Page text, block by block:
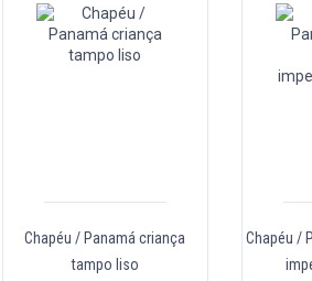
Chapéu / Panamá criança
tampo liso
Chapéu /